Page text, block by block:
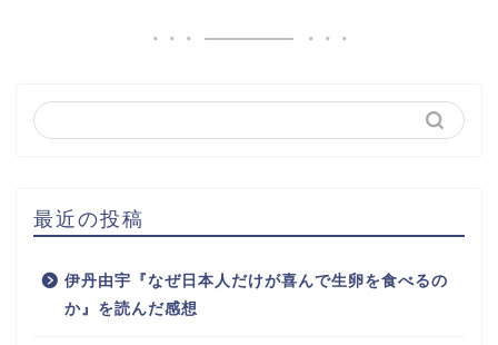
最近の投稿
伊丹由宇『なぜ日本人だけが喜んで生卵を食べるの
か』を読んだ感想